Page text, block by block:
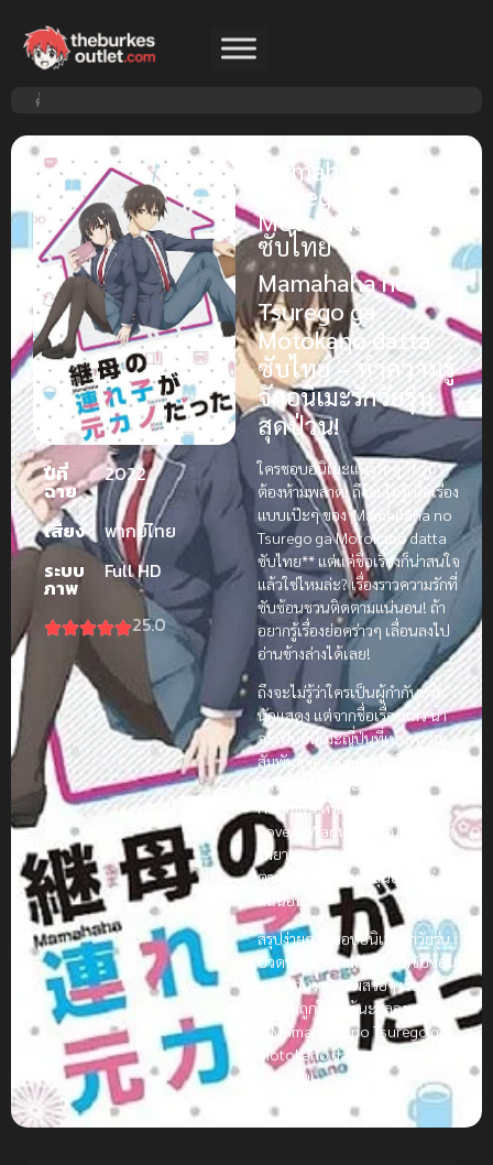
ปีที่
ฉาย
2022
เสียง
พากย์ไทย
ระบบ
ภาพ
Full HD
25.0
Mamahaha no
Tsurego ga
Motokano datta
ซับไทย
Mamahaha no
Tsurego ga
Motokano datta
ซับไทย – ทำความรู้
จักอนิเมะรักวัยรุ่น
สุดป่วน!
ใครชอบอนิเมะแนวรักๆ วัยรุ่น
ต้องห้ามพลาด! ถึงจะไม่รู้เนื้อเรื่อง
แบบเป๊ะๆ ของ Mamahaha no
Tsurego ga Motokano datta
ซับไทย** แต่แค่ชื่อเรื่องก็น่าสนใจ
แล้วใช่ไหมล่ะ? เรื่องราวความรักที่
ซับซ้อนชวนติดตามแน่นอน! ถ้า
อยากรู้เรื่องย่อคร่าวๆ เลื่อนลงไป
อ่านข้างล่างได้เลย!
ถึงจะไม่รู้ว่าใครเป็นผู้กำกับหรือ
นักแสดง แต่จากชื่อเรื่องแล้ว น่า
จะเป็นอนิเมะญี่ปุ่นที่เน้นความ
สัมพันธ์ของตัวละครในโรงเรียน
ใครที่ชอบอนิเมะแนวนี้ อย่าง
Horimiya หรือ Kaguya-sama:
Love Is War น่าจะชอบเรื่องนี้ได้
ไม่ยากเลย! งานภาพน่าจะสวยงาม
ตามสไตล์อนิเมะญี่ปุ่นยุคใหม่
แน่นอน
สรุปง่ายๆ ถ้าชอบอนิเมะรักวัยรุ่น
ปวดหัวกับความสัมพันธ์ที่ซับซ้อน
และชอบงานภาพสวยๆ เรื่องนี้
อาจจะถูกใจก็ได้นะ! ลองหาดู
**Mamahaha no Tsurego ga
Motokano datta ซับไทย** แล้ว
มาคุยกัน!